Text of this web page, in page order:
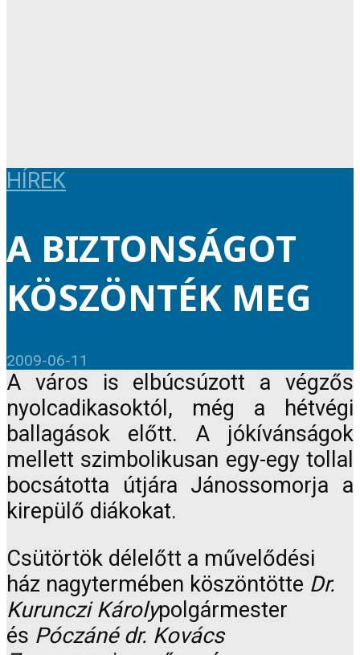
HÍREK
A BIZTONSÁGOT
KÖSZÖNTÉK MEG
2009-06-11
A város is elbúcsúzott a végzős
nyolcadikasoktól, még a hétvégi
ballagások előtt. A jókívánságok
mellett szimbolikusan egy-egy tollal
bocsátotta útjára Jánossomorja a
kirepülő diákokat.
Csütörtök délelőtt a művelődési
ház nagytermében köszöntötte Dr.
Kurunczi Károlypolgármester
és Póczáné dr. Kovács